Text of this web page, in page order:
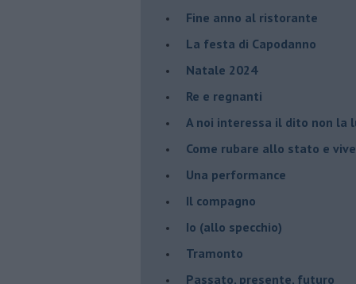
Fine anno al ristorante
La festa di Capodanno
Natale 2024
Re e regnanti
A noi interessa il dito non la
Come rubare allo stato e
Una performance
Il compagno
​Io (allo specchio)
Tramonto
Passato, presente, futuro